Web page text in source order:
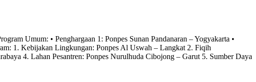
Umum: • Penghargaan 1: Ponpes Sunan Pandanaran – Yogyakarta •
1. Kebijakan Lingkungan: Ponpes Al Uswah – Langkat 2. Fiqih
4. Lahan Pesantren: Ponpes Nurulhuda Cibojong – Garut 5. Sumber Daya